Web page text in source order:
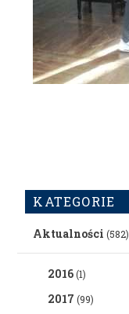
KATEGORIE
Aktualności (582)
2016(1)
2017 (99)